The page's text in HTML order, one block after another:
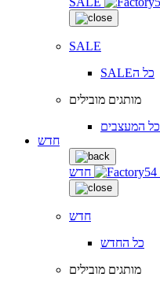
SALE
SALEכל ה
מותגים מובילים
כל המעצבים
חדש
חדש
חדש
כל החדש
מותגים מובילים